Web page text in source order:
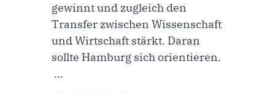
gewinnt und zugleich den
Transfer zwischen Wissenschaft
und Wirtschaft stärkt. Daran
sollte Hamburg sich orientieren.
…